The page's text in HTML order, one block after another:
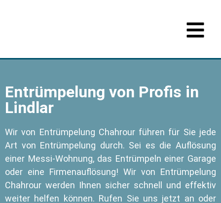
Entrümpelung von Profis in
Lindlar
Wir von Entrümpelung Chahrour führen für Sie jede
Art von Entrümpelung durch. Sei es die Auflösung
einer Messi-Wohnung, das Entrümpeln einer Garage
oder eine Firmenauflösung! Wir von Entrümpelung
Chahrour werden Ihnen sicher schnell und effektiv
weiter helfen können. Rufen Sie uns jetzt an oder